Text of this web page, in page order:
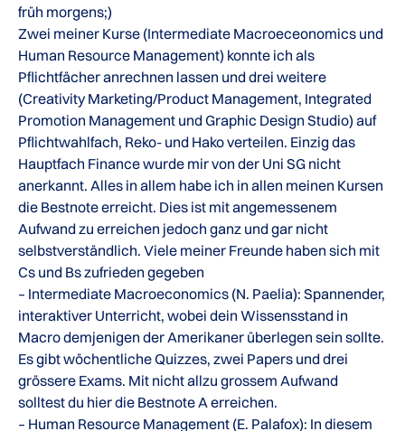
früh morgens;)
Zwei meiner Kurse (Intermediate Macroeceonomics und
Human Resource Management) konnte ich als
Pflichtfächer anrechnen lassen und drei weitere
(Creativity Marketing/Product Management, Integrated
Promotion Management und Graphic Design Studio) auf
Pflichtwahlfach, Reko- und Hako verteilen. Einzig das
Hauptfach Finance wurde mir von der Uni SG nicht
anerkannt. Alles in allem habe ich in allen meinen Kursen
die Bestnote erreicht. Dies ist mit angemessenem
Aufwand zu erreichen jedoch ganz und gar nicht
selbstverständlich. Viele meiner Freunde haben sich mit
Cs und Bs zufrieden gegeben
– Intermediate Macroeconomics (N. Paelia): Spannender,
interaktiver Unterricht, wobei dein Wissensstand in
Macro demjenigen der Amerikaner überlegen sein sollte.
Es gibt wöchentliche Quizzes, zwei Papers und drei
grössere Exams. Mit nicht allzu grossem Aufwand
solltest du hier die Bestnote A erreichen.
– Human Resource Management (E. Palafox): In diesem